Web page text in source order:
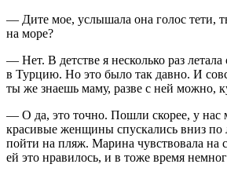
— Дите мое, услышала она голос тети,
на море?
— Нет. В детстве я несколько раз летала
в Турцию. Но это было так давно. И
ты же знаешь маму, разве с ней можно,
— О да, это точно. Пошли скорее, у нас
красивые женщины спускались вниз по
пойти на пляж. Марина чувствовала на
ей это нравилось, и в тоже время